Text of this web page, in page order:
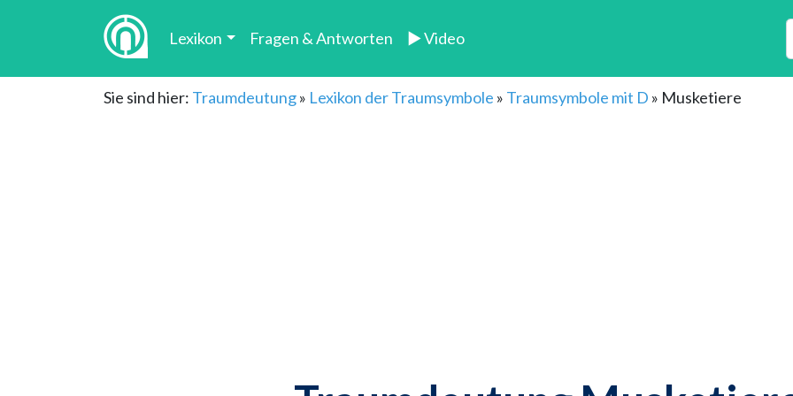
Lexikon Fragen & Antworten ► Video
Sie sind hier: Traumdeutung» Lexikon der Traumsymbole » Traumsymbole mit D » Musketiere